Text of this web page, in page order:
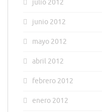
julio 2012
junio 2012
mayo 2012
abril 2012
febrero 2012
enero 2012